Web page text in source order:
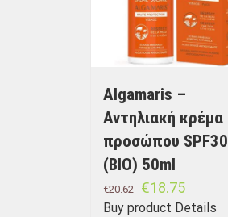
Algamaris –
Αντηλιακή κρέμα
προσώπου SPF30
(BIO) 50ml
€20.62 €18.75
Buy product Details